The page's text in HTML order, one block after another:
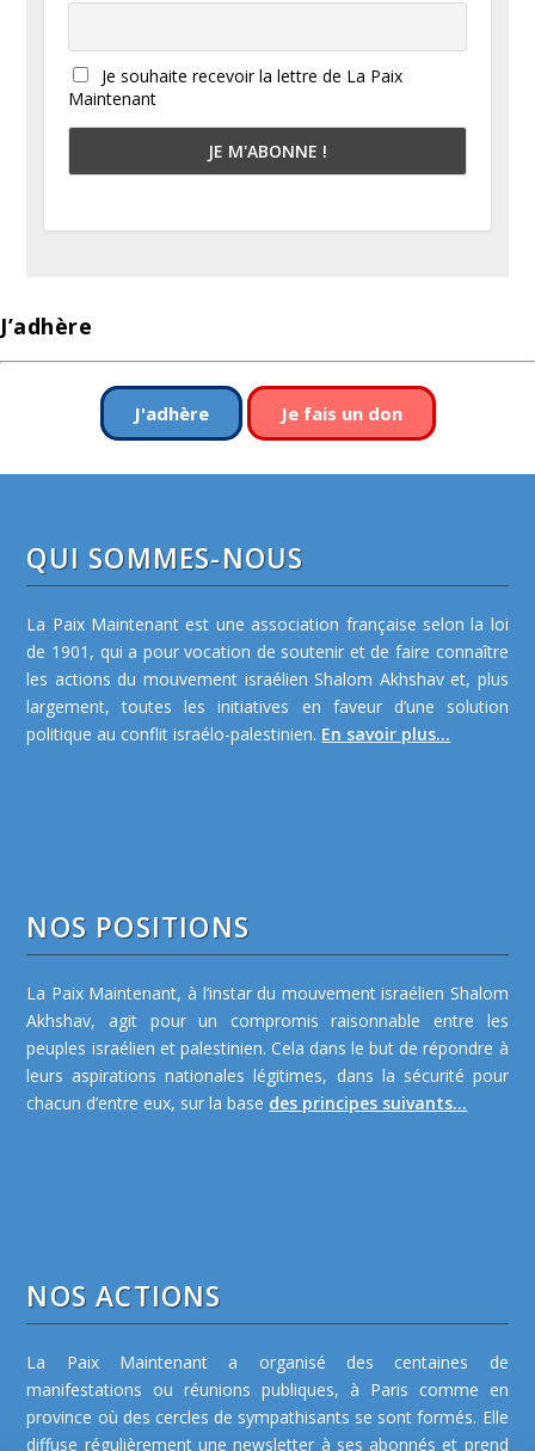
Je souhaite recevoir la lettre de La Paix
Maintenant
J’adhère
J'adhère Je fais un don
QUI SOMMES-NOUS
La Paix Maintenant est une association française selon la loi
de 1901, qui a pour vocation de soutenir et de faire connaître
les actions du mouvement israélien Shalom Akhshav et, plus
largement, toutes les initiatives en faveur d’une solution
politique au conflit israélo-palestinien. En savoir plus...
NOS POSITIONS
La Paix Maintenant, à l’instar du mouvement israélien Shalom
Akhshav, agit pour un compromis raisonnable entre les
peuples israélien et palestinien. Cela dans le but de répondre à
leurs aspirations nationales légitimes, dans la sécurité pour
chacun d’entre eux, sur la base des principes suivants...
NOS ACTIONS
La Paix Maintenant a organisé des centaines de
manifestations ou réunions publiques, à Paris comme en
province où des cercles de sympathisants se sont formés. Elle
diffuse régulièrement une newsletter à ses abonnés et prend